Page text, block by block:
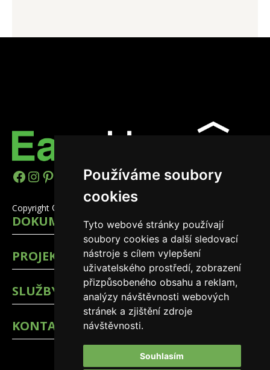
Používáme soubory
cookies
Tyto webové stránky používají
soubory cookies a další sledovací
nástroje s cílem vylepšení
uživatelského prostředí, zobrazení
přizpůsobeného obsahu a reklam,
analýzy návštěvnosti webových
stránek a zjištění zdroje
návštěvnosti.
Souhlasím
https://www.facebook.com/
Instagram
Pinterest
YouTube
LinkedIn
TikTok
Copyright © 2026 EasyHomes
DOKUMENTY
PROJEKTY
SLUŽBY
KONTAKTY